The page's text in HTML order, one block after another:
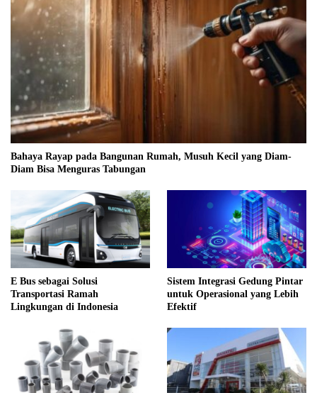
Bahaya Rayap pada Bangunan Rumah, Musuh Kecil yang Diam-
Diam Bisa Menguras Tabungan
E Bus sebagai Solusi
Transportasi Ramah
Lingkungan di Indonesia
Sistem Integrasi Gedung Pintar
untuk Operasional yang Lebih
Efektif